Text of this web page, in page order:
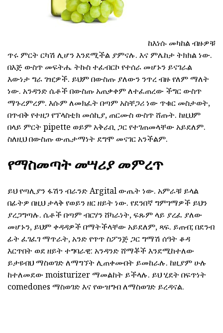
ከእነሱ መካከል ብዙዎቹ
ጥሩ ምርት ርካሽ ሊሆን እንደሚችል ያምናሉ. እና ምሌከታ ትክክል ነው.
በእጅ ውስጥ መፍትሔ ትኩስ ተፈብርኮ የተሰራ መሆኑን ይናገራል
እውነታ ግራ ገዢዎች. ይህም በውስጡ ያለውን ንጥረ ብዙ የለም ማለት
ነው. አንዳንድ ሴቶች በውስጡ አጠቃቀም ለተፈጠረው ችግር ውስጥ
ማጉረምረም. እሱም ለመክፈት በጣም አስቸጋሪ ነው ጥቁር መስታወት,
በጥብቅ የተዘጋ የፕላስቲክ መሰኪያ, ጠርሙስ ውስጥ ሸጡት. ከዚህም
በላይ ምርት pipette ወይም አቅራቢ ጋር የተገጠመላቸው አይደለም.
ስለዚህ በውስጡ ውጤታማነት ደግሞ መናገር አንችልም.
የማስመጣት መሣሪያ መምረጥ
ይህ የጣሊያን ፋሽን ብራንድ Argital ውጤት ነው. አምራቹ ይላል
በፊትዎ በዚህ ታላቅ የወይን ዘር ዘይት ነው. የደንበኛ ግምገማዎች ይህን
ያረጋግጣሉ. ሴቶች በጣም ብርሃን ሸካራነት, ፍጹም ላይ ያረፈ ያለው
መሆኑን, ይህም ቀዳዳዎች በማትችላቸው አይደለም, ጻፍ. ይጠብ; በደንብ
ፊት ፈገፈገ ማጥራት, አንድ የጥጥ ስፖንጅ ጋር ግማሽ ሰዓት ቆዳ
እርጥበት ወደ ዘይት ተግባራዊ: አንዳንድ ሸማቾች እንደሚከተለው
ይታዩብህ ማስወገድ ለማግኘት ሊጠቀሙበት ይመከራሉ. ከዚያም ሁሉ
ከተለመደው moisturizer ማመልከት ይችላሉ. ይህ ሂደት በፍጥነት
comedones ማስወገድ እና የውዝግብ ለማስወገድ ይረዳናል.